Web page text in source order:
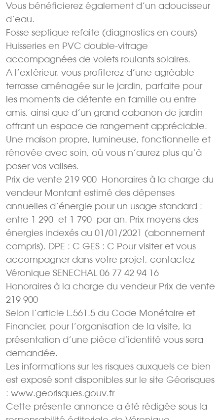
Vous bénéficierez également d’un adoucisseur
d’eau.
Fosse septique refaite (diagnostics en cours)
Huisseries en PVC double-vitrage
accompagnées de volets roulants solaires.
A l’extérieur, vous profiterez d’une agréable
terrasse aménagée sur le jardin, parfaite pour
les moments de détente en famille ou entre
amis, ainsi que d’un grand cabanon de jardin
offrant un espace de rangement appréciable.
Une maison propre, lumineuse, fonctionnelle et
rénovée avec soin, où vous n’aurez plus qu’à
poser vos valises.
Prix de vente 219 900  Honoraires à la charge du
vendeur Montant estimé des dépenses
annuelles d’énergie pour un usage standard :
entre 1 290  et 1 790  par an. Prix moyens des
énergies indexés au 01/01/2021 (abonnement
compris). DPE : C GES : C Pour visiter et vous
accompagner dans votre projet, contactez
Véronique SENECHAL 06 77 42 94 16
Honoraires à la charge du vendeur Prix de vente
219 900 
Selon l’article L.561.5 du Code Monétaire et
Financier, pour l’organisation de la visite, la
présentation d’une pièce d’identité vous sera
demandée.
Les informations sur les risques auxquels ce bien
est exposé sont disponibles sur le site Géorisques
: www.georisques.gouv.fr
Cette présente annonce a été rédigée sous la